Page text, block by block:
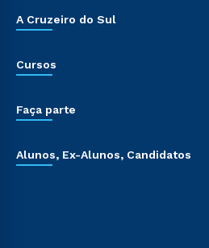
A Cruzeiro do Sul
Cursos
Faça parte
Alunos, Ex-Alunos, Candidatos